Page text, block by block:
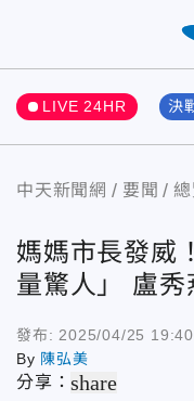
LIVE 24HR 決
中天新聞網 要聞 總
媽媽市長發威
量驚人」 盧
發布: 2025/04/25 19:40
By 陳弘美
分享：share